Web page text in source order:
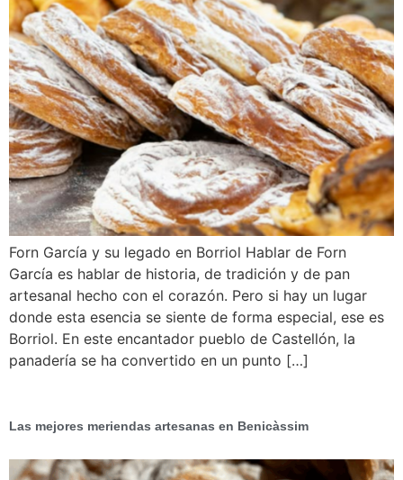
Forn García y su legado en Borriol Hablar de Forn
García es hablar de historia, de tradición y de pan
artesanal hecho con el corazón. Pero si hay un lugar
donde esta esencia se siente de forma especial, ese es
Borriol. En este encantador pueblo de Castellón, la
panadería se ha convertido en un punto […]
Las mejores meriendas artesanas en Benicàssim